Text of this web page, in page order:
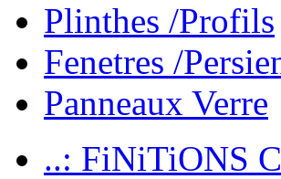
Plinthes /Profils
Fenetres /
Panneaux Verre
..: FiNiTiONS